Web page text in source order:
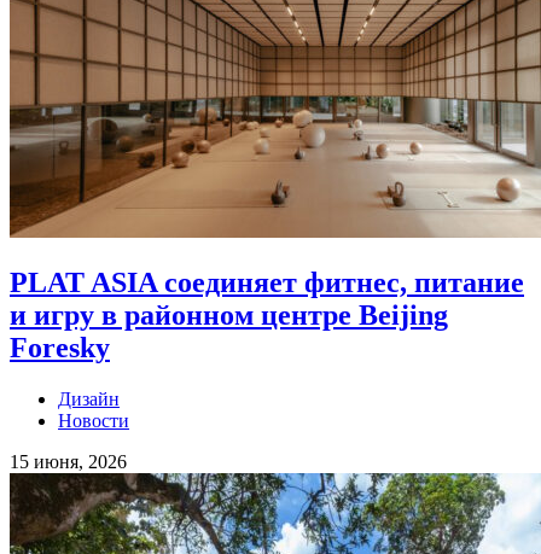
PLAT ASIA соединяет фитнес, питание
и игру в районном центре Beijing
Foresky
Дизайн
Новости
15 июня, 2026